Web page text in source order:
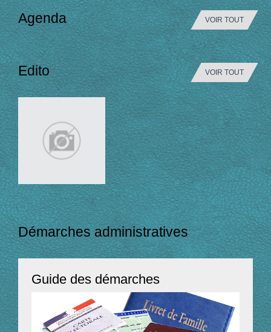
Agenda VOIR TOUT
Edito VOIR TOUT
Démarches administratives
Guide des démarches